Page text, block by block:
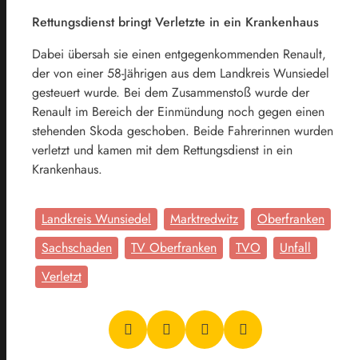
Rettungsdienst bringt Verletzte in ein Krankenhaus
Dabei übersah sie einen entgegenkommenden Renault,
der von einer 58-Jährigen aus dem Landkreis Wunsiedel
gesteuert wurde. Bei dem Zusammenstoß wurde der
Renault im Bereich der Einmündung noch gegen einen
stehenden Skoda geschoben. Beide Fahrerinnen wurden
verletzt und kamen mit dem Rettungsdienst in ein
Krankenhaus.
Landkreis Wunsiedel Marktredwitz
Oberfranken
Sachschaden
TV Oberfranken TVO
Unfall
Verletzt